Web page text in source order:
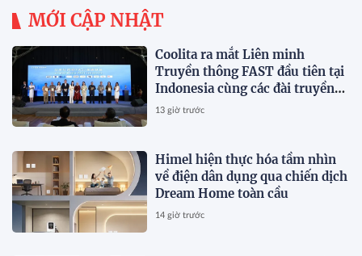
MỚI CẬP NHẬT
Coolita ra mắt Liên minh
Truyền thông FAST đầu tiên tại
Indonesia cùng các đài truyền
hình hàng đầu
13 giờ trước
Himel hiện thực hóa tầm nhìn
về điện dân dụng qua chiến dịch
Dream Home toàn cầu
14 giờ trước